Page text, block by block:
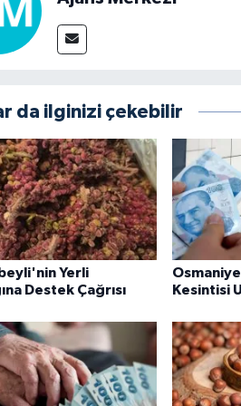
da ilginizi çekebilir
Yerli
Destek Çağrısı
Kesintisi